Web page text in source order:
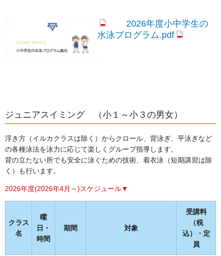
2026年度小中学生の
水泳プログラム.pdf
ジュニアスイミング （小１～小３の男女）
浮き方（イルカクラスは除く）からクロール、背泳ぎ、平泳ぎなど
の各種泳法を泳力に応じて楽しくグループ指導します。
背の立たない所でも安全に泳ぐための技術、着衣泳（短期講習は除
く）も行います。
2026年度(2026年4月～)スケジュール▼
クラス
名
曜
日・
時間
期間 対象
受講料
（税
込）・定
員